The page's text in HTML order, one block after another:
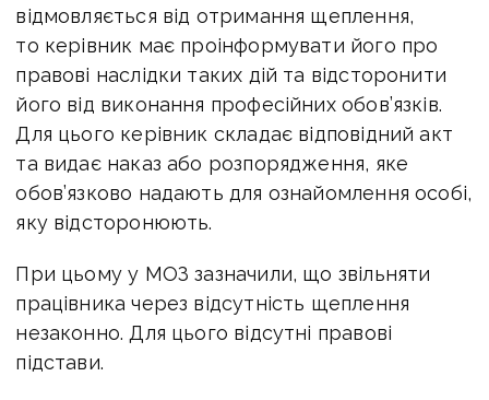
відмовляється від отримання щеплення,
то керівник має проінформувати його про
правові наслідки таких дій та відсторонити
його від виконання професійних обов’язків.
Для цього керівник складає відповідний акт
та видає наказ або розпорядження, яке
обов’язково надають для ознайомлення особі,
яку відсторонюють.
При цьому у МОЗ зазначили, що звільняти
працівника через відсутність щеплення
незаконно. Для цього відсутні правові
підстави.